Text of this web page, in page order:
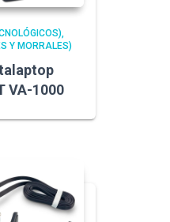
Y MORRALES)
VA-1000